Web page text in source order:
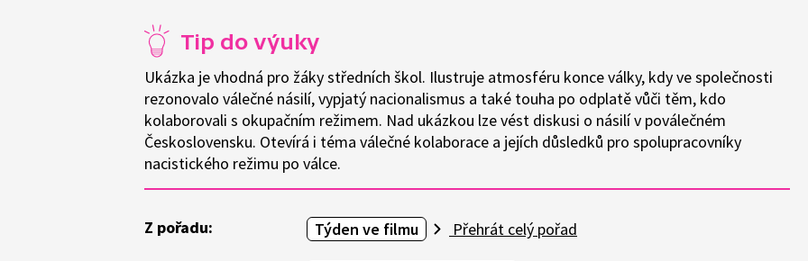
Tip do výuky
Ukázka je vhodná pro žáky středních škol. Ilustruje atmosféru konce války, kdy ve společnosti
rezonovalo válečné násilí, vypjatý nacionalismus a také touha po odplatě vůči těm, kdo
kolaborovali s okupačním režimem. Nad ukázkou lze vést diskusi o násilí v poválečném
Československu. Otevírá i téma válečné kolaborace a jejích důsledků pro spolupracovníky
nacistického režimu po válce.
Z pořadu: Týden ve filmu Přehrát celý pořad